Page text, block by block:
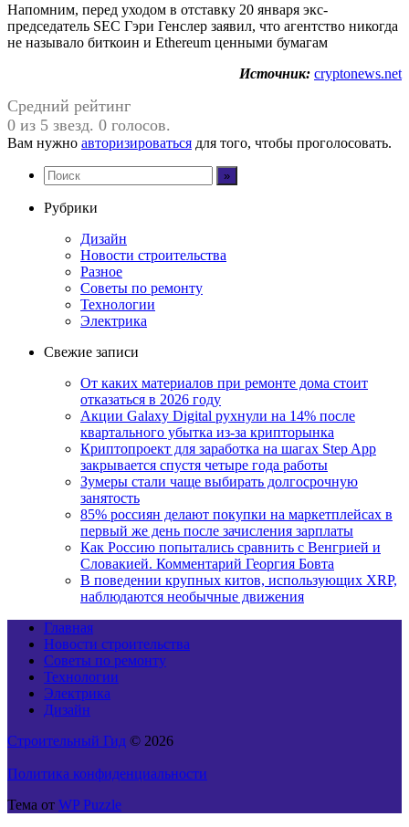
Напомним, перед уходом в отставку 20 января экс-
председатель SEC Гэри Генслер заявил, что агентство никогда
не называло биткоин и Ethereum ценными бумагам
Источник: cryptonews.net
Средний рейтинг
0 из 5 звезд. 0 голосов.
Вам нужно авторизироваться для того, чтобы проголосовать.
Рубрики
Дизайн
Новости строительства
Разное
Советы по ремонту
Технологии
Электрика
Свежие записи
От каких материалов при ремонте дома стоит
отказаться в 2026 году
Акции Galaxy Digital рухнули на 14% после
квартального убытка из-за крипторынка
Криптопроект для заработка на шагах Step App
закрывается спустя четыре года работы
Зумеры стали чаще выбирать долгосрочную
занятость
85% россиян делают покупки на маркетплейсах в
первый же день после зачисления зарплаты
Как Россию попытались сравнить с Венгрией и
Словакией. Комментарий Георгия Бовта
В поведении крупных китов, использующих XRP,
наблюдаются необычные движения
Главная
Новости строительства
Советы по ремонту
Технологии
Электрика
Дизайн
Строительный Гид © 2026
Политика конфиденциальности
Тема от WP Puzzle